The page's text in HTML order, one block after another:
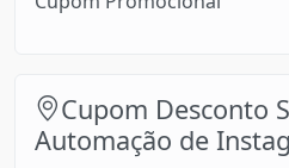
Cupom Desconto
Automação de